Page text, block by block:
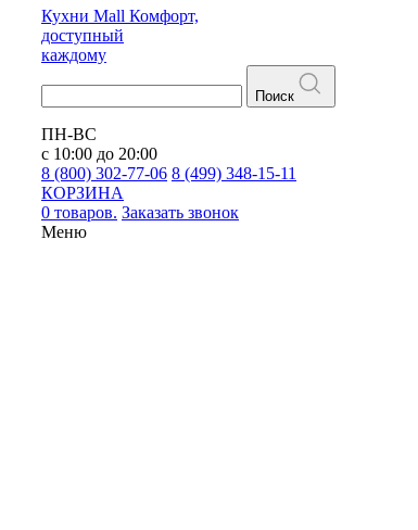
Кухни Mall Комфорт,
доступный
каждому
Поиск
ПН-ВС
с 10:00 до 20:00
8 (800) 302-77-06 8 (499) 348-15-11
КОРЗИНА
0 товаров. Заказать звонок
Меню